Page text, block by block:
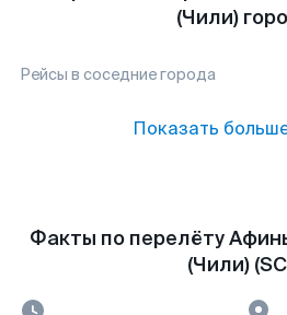
(Чили)
Рейсы в соседние города
Показать
Факты по перелёту
(Чили)